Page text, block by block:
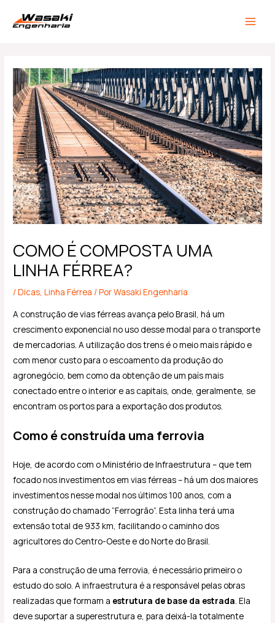
para
COMO É COMPOSTA UMA
LINHA FÉRREA?
/Dicas,Linha Férrea / PorWasaki Engenharia
A construção de vias férreas avança pelo Brasil, há um
crescimento exponencial no uso desse modal para o transporte
de mercadorias. A utilização dos trens é o meio mais rápido e
com menor custo para o escoamento da produção do
agronegócio, bem como da obtenção de um país mais
conectado entre o interior e as capitais, onde, geralmente, se
encontram os portos para a exportação dos produtos.
Como é construída uma ferrovia
Hoje, de acordo com o Ministério de Infraestrutura – que tem
focado nos investimentos em vias férreas – há um dos maiores
investimentos nesse modal nos últimos 100 anos, com a
construção do chamado “Ferrogrão”. Esta linha terá uma
extensão total de 933 km, facilitando o caminho dos
agricultores do Centro-Oeste e do Norte do Brasil.
Para a construção de uma ferrovia, é necessário primeiro o
estudo do solo. A infraestrutura é a responsável pelas obras
realizadas que formam a estrutura de base da estrada . Ela
deve suportar a superestrutura e, para deixá-la totalmente
navigation